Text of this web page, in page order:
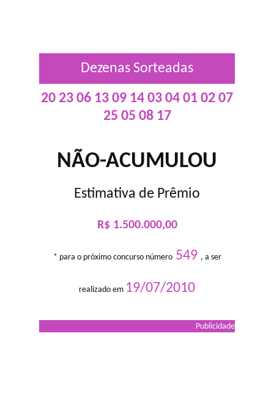
Dezenas Sorteadas
20 23 06 13 09 14 03 04 01 02 07
25 05 08 17
NÃO-ACUMULOU
Estimativa de Prêmio
R$ 1.500.000,00
* para o próximo concurso número549 , a ser
realizado em 19/07/2010
Publicidade